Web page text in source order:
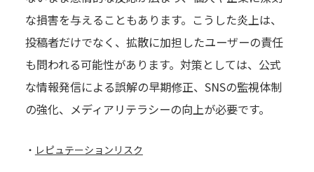
な損害を与えることもあります。こうした炎上は、
投稿者だけでなく、拡散に加担したユーザーの責任
も問われる可能性があります。対策としては、公式
な情報発信による誤解の早期修正、SNSの監視体制
の強化、メディアリテラシーの向上が必要です。
・ レピュテーションリスク